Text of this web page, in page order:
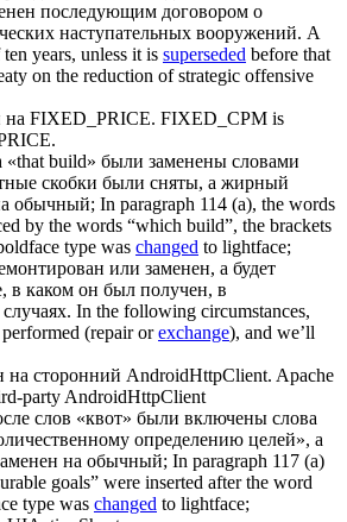
последующим договором о
наступательных вооружений. A
years, unless it is superseded before that
on the reduction of strategic offensive
на FIXED_PRICE. FIXED_CPM is
«that build» были заменены словами
скобки были сняты, а жирный
обычный; In paragraph 114 (a), the words
by the words “which build”, the brackets
type was changed to lightface;
или заменен, а будет
в каком он был получен, в
In the following circumstances,
(repair orexchange), and we’ll
на сторонний AndroidHttpClient. Apache
party AndroidHttpClient
слов «квот» были включены слова
определению целей», а
на обычный; In paragraph 117 (a)
goals” were inserted after the word
type was changed to lightface;